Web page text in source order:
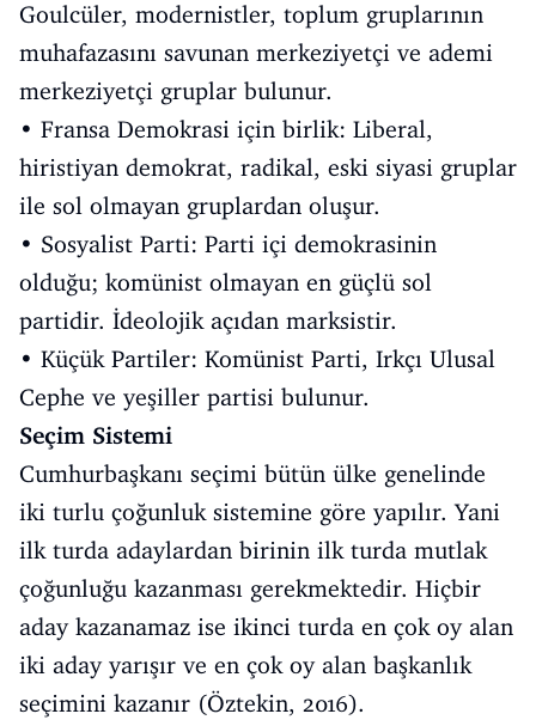
Goulcüler, modernistler, toplum gruplarının
muhafazasını savunan merkeziyetçi ve ademi
merkeziyetçi gruplar bulunur.
• Fransa Demokrasi için birlik: Liberal,
hiristiyan demokrat, radikal, eski siyasi gruplar
ile sol olmayan gruplardan oluşur.
• Sosyalist Parti: Parti içi demokrasinin
olduğu; komünist olmayan en güçlü sol
partidir. İdeolojik açıdan marksistir.
• Küçük Partiler: Komünist Parti, Irkçı Ulusal
Cephe ve yeşiller partisi bulunur.
Seçim Sistemi
Cumhurbaşkanı seçimi bütün ülke genelinde
iki turlu çoğunluk sistemine göre yapılır. Yani
ilk turda adaylardan birinin ilk turda mutlak
çoğunluğu kazanması gerekmektedir. Hiçbir
aday kazanamaz ise ikinci turda en çok oy alan
iki aday yarışır ve en çok oy alan başkanlık
seçimini kazanır (Öztekin, 2016).